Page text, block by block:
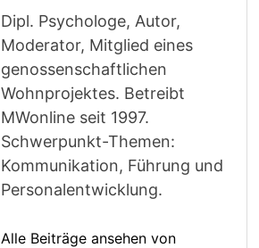
Dipl. Psychologe, Autor,
Moderator, Mitglied eines
genossenschaftlichen
Wohnprojektes. Betreibt
MWonline seit 1997.
Schwerpunkt-Themen:
Kommunikation, Führung und
Personalentwicklung.
Alle Beiträge ansehen von